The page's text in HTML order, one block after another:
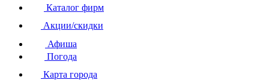
Каталог фирм
Акции/скидки
Афиша
Погода
Карта города